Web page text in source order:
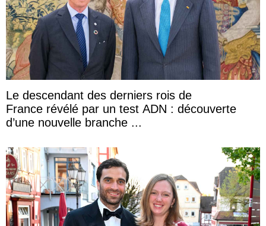
Le descendant des derniers rois de
France révélé par un test ADN : découverte
d’une nouvelle branche ...